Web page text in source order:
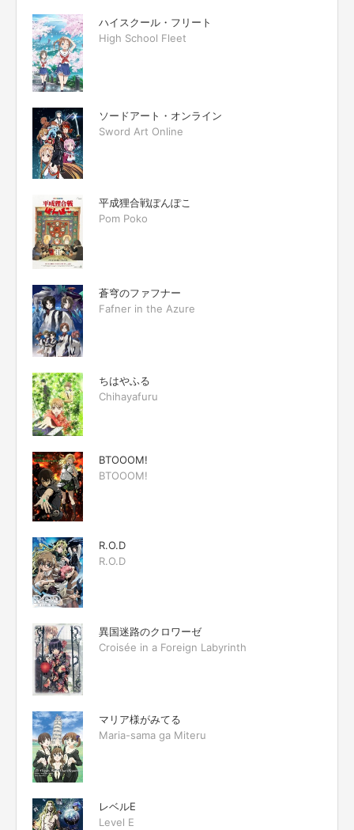
ハイスクール・フリート
High School Fleet
ソードアート・オンライン
Sword Art Online
平成狸合戦ぽんぽこ
Pom Poko
蒼穹のファフナー
Fafner in the Azure
ちはやふる
Chihayafuru
BTOOOM!
BTOOOM!
R.O.D
R.O.D
異国迷路のクロワーゼ
Croisée in a Foreign Labyrinth
マリア様がみてる
Maria-sama ga Miteru
レベルE
Level E